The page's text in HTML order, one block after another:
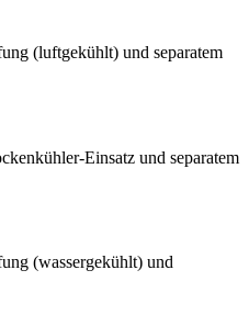
(luftgekühlt) und separatem
Einsatz und separatem
(wassergekühlt) und